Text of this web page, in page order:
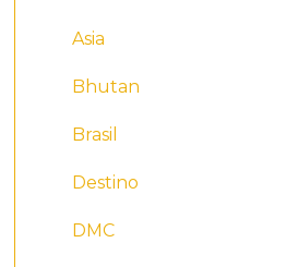
Asia
Bhutan
Brasil
Destino
DMC